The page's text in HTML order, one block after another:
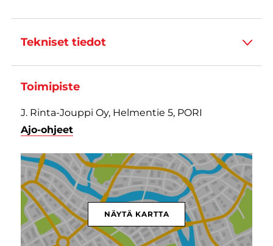
Tekniset tiedot
Toimipiste
J. Rinta-Jouppi Oy, Helmentie 5, PORI
Ajo-ohjeet
NÄYTÄ KARTTA